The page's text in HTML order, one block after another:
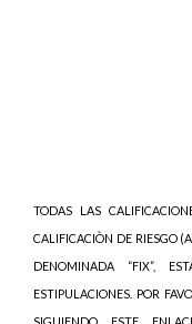
TODAS LAS
CALIFICACIÒN DE RIESGO
DENOMINADA “FIX”,
ESTIPULACIONES. POR